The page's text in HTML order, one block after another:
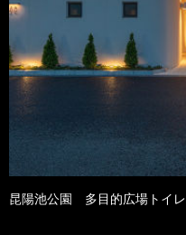
昆陽池公園 多目的広場トイレ